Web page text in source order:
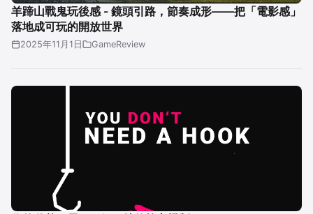
羊蹄山戰鬼玩後感 - 鏡頭引路，節奏成形——把「電影感」
落地成可玩的開放世界
2025年11月1日 GameReview